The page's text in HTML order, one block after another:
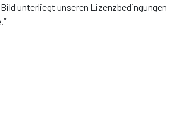
unterliegt unseren Lizenzbedingungen